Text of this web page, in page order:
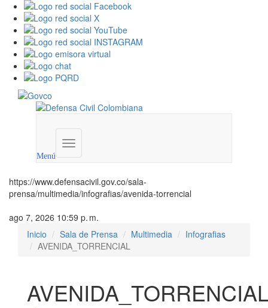
Menú
Menú
institucional
https://www.defensacivil.gov.co/sala-
prensa/multimedia/infografias/avenida-torrencial
ago 7, 2026 10:59 p. m.
Inicio
Sala de Prensa Multimedia
Infografias
AVENIDA_TORRENCIAL